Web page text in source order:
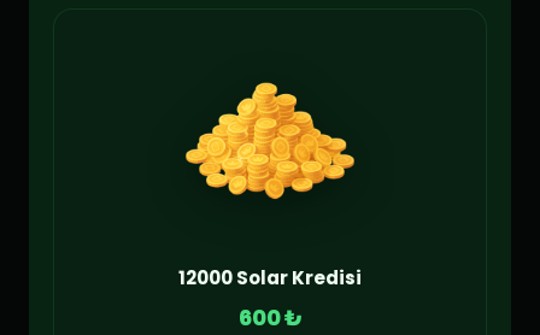
12000 Solar Kredisi
600 ₺